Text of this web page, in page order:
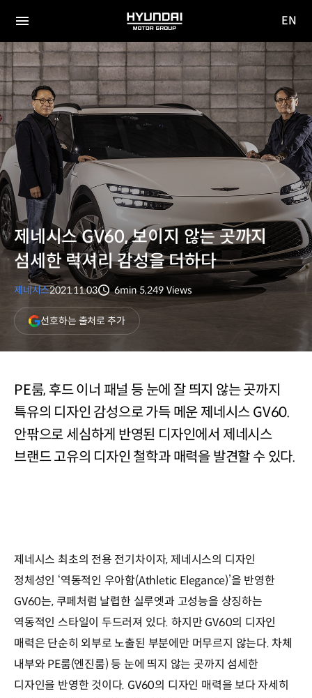
전체
메뉴
HYUNDAI
MOTOR
GROUP
사이
이동
EN
제네시스 GV60, 보이지 않는 곳까지
섬세한 럭셔리 감성을 더하다
제네시스2021.11.03
분량
6min
조회수
5,249 Views
선호하는 출처로 추가(새
창
열림)
PE룸, 후드 이너 패널 등 눈에 잘 띄지 않는 곳까지
특유의 디자인 감성으로 가득 메운 제네시스 GV60.
안팎으로 세심하게 반영된 디자인에서 제네시스
브랜드 고유의 디자인 철학과 매력을 발견할 수 있다.
제네시스 최초의 전용 전기차이자, 제네시스의 디자인
정체성인 ‘역동적인 우아함(Athletic Elegance)’을 반영한
GV60는, 쿠페처럼 날렵한 실루엣과 고성능을 상징하는
역동적인 스타일이 두드러져 있다. 하지만 GV60의 디자인
매력은 단순히 외부로 노출된 부분에만 머무르지 않는다. 차체
내부와 PE룸(엔진룸) 등 눈에 띄지 않는 곳까지 섬세한
디자인을 반영한 것이다. GV60의 디자인 매력을 보다 자세히